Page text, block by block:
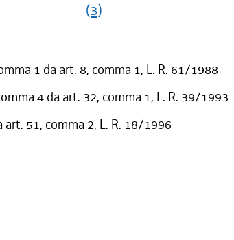
(3)
1 da art. 8, comma 1, L. R. 61/1988
4 da art. 32, comma 1, L. R. 39/1993
51, comma 2, L. R. 18/1996